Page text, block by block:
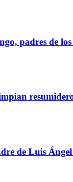
padres de
de Luis